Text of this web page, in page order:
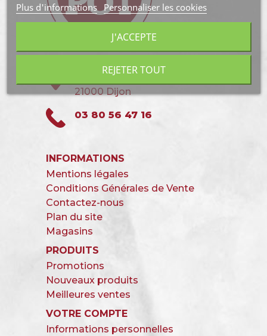
31, rue Guillaume Tell
21000 Dijon
03 80 56 47 16
INFORMATIONS
Mentions légales
Conditions Générales de Vente
Contactez-nous
Plan du site
Magasins
PRODUITS
Promotions
Nouveaux produits
Meilleures ventes
VOTRE COMPTE
Informations personnelles
Plus d'informations Personnaliser les cookies
REJETER TOUT
J'ACCEPTE